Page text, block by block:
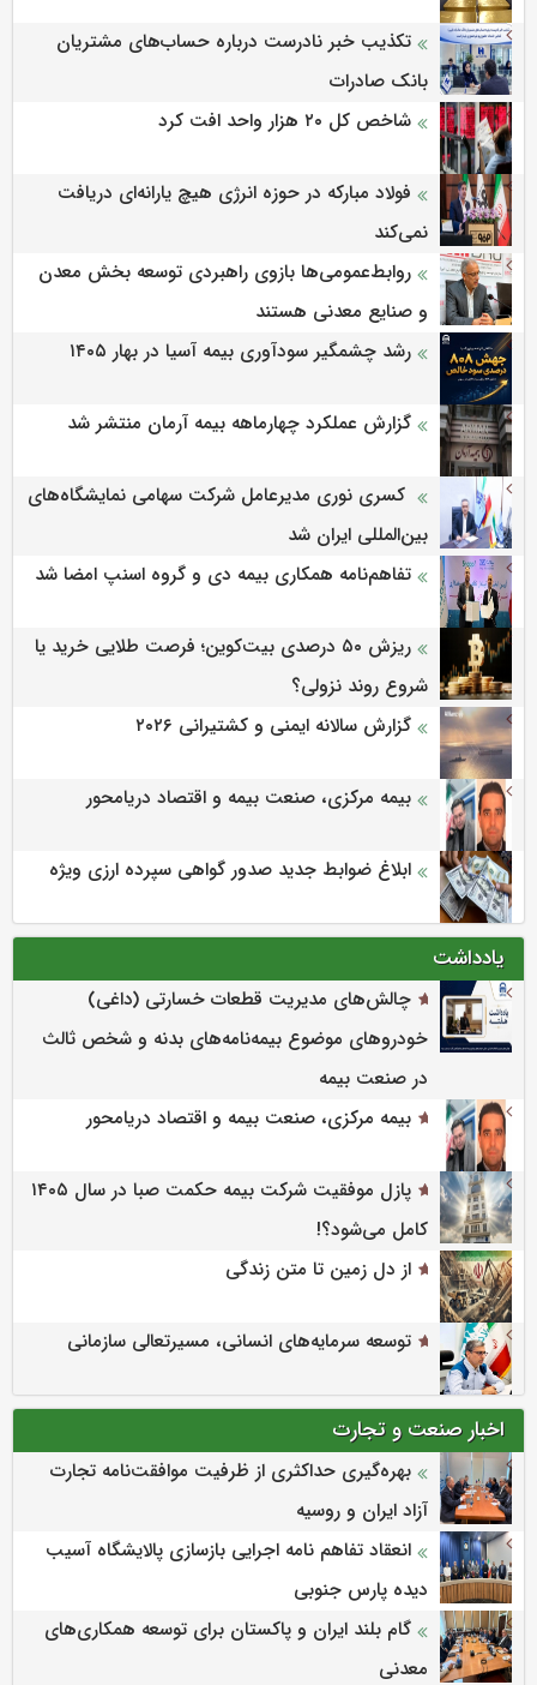
تکذیب خبر نادرست درباره حساب‌های مشتریان
بانک صادرات
شاخص کل ۲۰ هزار واحد افت کرد
فولاد مبارکه در حوزه انرژی هیچ یارانه‌ای دریافت
نمی‌کند
روابط‌‌عمومی‌ها بازوی راهبردی توسعه بخش معدن
و صنایع معدنی هستند
رشد چشمگیر سودآوری بیمه آسیا در بهار ۱۴۰۵
گزارش عملکرد چهارماهه بیمه آرمان منتشر شد
کسری نوری مدیرعامل شرکت سهامی نمایشگاه‌های
بین‌المللی ایران شد
تفاهم‌نامه همکاری بیمه دی و گروه اسنپ امضا شد
ریزش ۵۰ درصدی بیت‌کوین؛ فرصت طلایی خرید یا
شروع روند نزولی؟
گزارش سالانه ایمنی و كشتیرانی ۲۰۲۶
بیمه مرکزی، صنعت بیمه و اقتصاد دریامحور
ابلاغ ضوابط جدید صدور گواهی سپرده ارزی ویژه
یادداشت
چالش‌های مدیریت قطعات خسارتی (داغی)
خودروهای موضوع بیمه‌نامه‌های بدنه و شخص ثالث
در صنعت بیمه
بیمه مرکزی، صنعت بیمه و اقتصاد دریامحور
پازل موفقیت شرکت بیمه حکمت صبا در سال ۱۴۰۵
کامل می‌شود؟!
از دل زمین تا متن زندگی
توسعه سرمایه‌های انسانی، مسیرتعالی سازمانی
اخبار صنعت و تجارت
بهره‌گیری حداکثری از ظرفیت موافقت‌نامه تجارت
آزاد ایران و روسیه
انعقاد تفاهم نامه اجرایی بازسازی پالایشگاه آسیب
دیده پارس جنوبی
گام بلند ایران و پاکستان برای توسعه همکاری‌های
معدنی